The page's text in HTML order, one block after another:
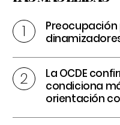
Preocupación
La OCDE
condiciona
orientación